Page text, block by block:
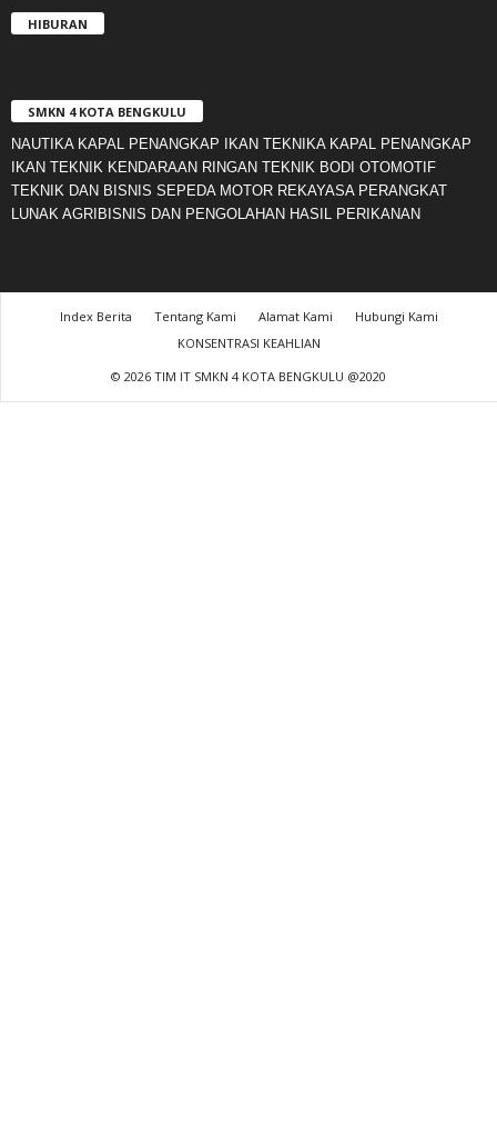
HIBURAN
SMKN 4 KOTA BENGKULU
NAUTIKA KAPAL PENANGKAP IKAN TEKNIKA KAPAL PENANGKAP
IKAN TEKNIK KENDARAAN RINGAN TEKNIK BODI OTOMOTIF
TEKNIK DAN BISNIS SEPEDA MOTOR REKAYASA PERANGKAT
LUNAK AGRIBISNIS DAN PENGOLAHAN HASIL PERIKANAN
Index Berita Tentang Kami Alamat Kami
Hubungi Kami
KONSENTRASI KEAHLIAN
© 2026 TIM IT SMKN 4 KOTA BENGKULU @2020